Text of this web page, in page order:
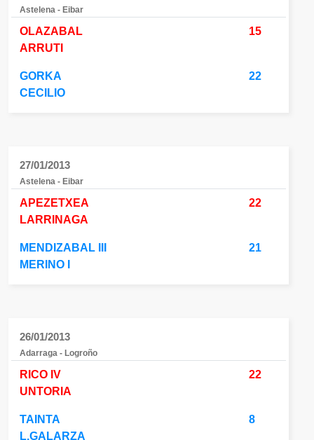
Astelena - Eibar
OLAZABAL
ARRUTI
15
GORKA
CECILIO
22
27/01/2013
Astelena - Eibar
APEZETXEA
LARRINAGA
22
MENDIZABAL III
MERINO I
21
26/01/2013
Adarraga - Logroño
RICO IV
UNTORIA
22
TAINTA
L.GALARZA
8